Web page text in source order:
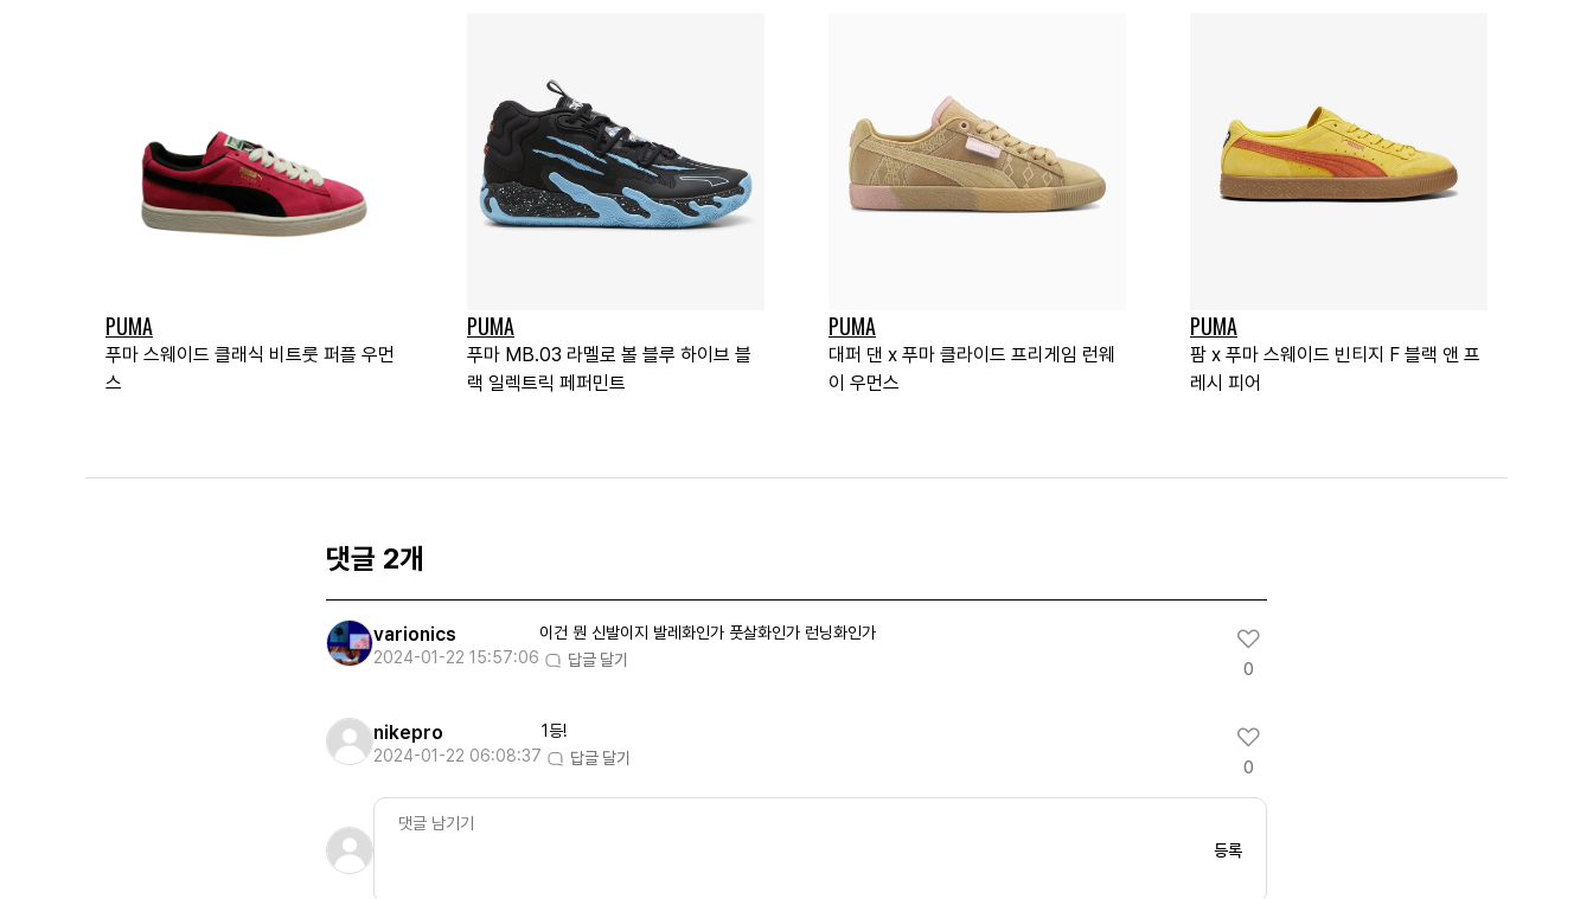
PUMA
푸마 스웨이드 클래식 비트룻 퍼플 우먼
스
PUMA
푸마 MB.03 라멜로 볼 블루 하이브 블
랙 일렉트릭 페퍼민트
PUMA
대퍼 댄 x 푸마 클라이드 프리게임 런웨
이 우먼스
PUMA
팜 x 푸마 스웨이드 빈티지 F 블랙 앤 프
레시 피어
댓글 2개
varionics
2024-01-22 15:57:06
이건 뭔 신발이지 발레화인가 풋살화인가 런닝화인가
답글 달기
0
nikepro
2024-01-22 06:08:37
1등!
답글 달기
0
등록